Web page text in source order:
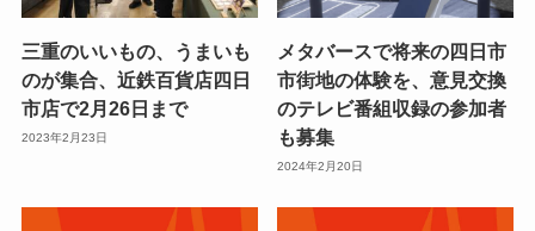
三重のいいもの、うまいも
のが集合、近鉄百貨店四日
市店で2月26日まで
2023年2月23日
メタバースで将来の四日市
市街地の体験を、意見交換
のテレビ番組収録の参加者
も募集
2024年2月20日